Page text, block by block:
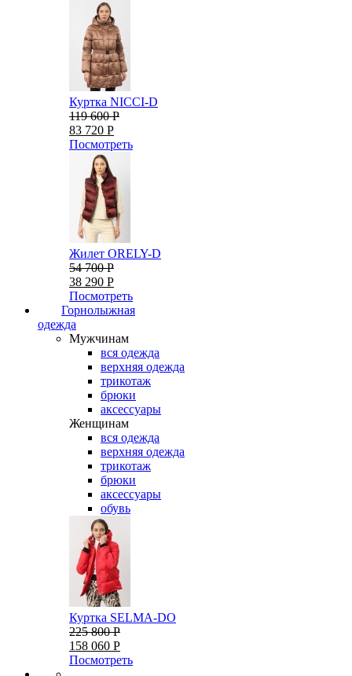
Куртка NICCI-D
119 600 Р
83 720 Р
Посмотреть
Жилет ORELY-D
54 700 Р
38 290 Р
Посмотреть
Горнолыжная
одежда
Мужчинам
вся одежда
верхняя одежда
трикотаж
брюки
аксессуары
Женщинам
вся одежда
верхняя одежда
трикотаж
брюки
аксессуары
обувь
Куртка SELMA-DO
225 800 Р
158 060 Р
Посмотреть